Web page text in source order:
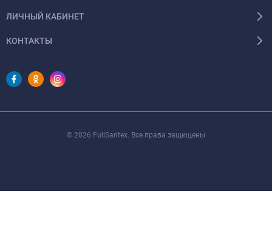
ЛИЧНЫЙ КАБИНЕТ
КОНТАКТЫ
© 2026 FullSantex. Все права защищены